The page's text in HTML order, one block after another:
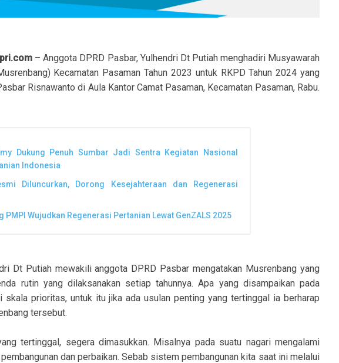
– Anggota DPRD Pasbar, Yulhendri Dt Putiah menghadiri Musyawarah
Kecamatan Pasaman Tahun 2023 untuk RKPD Tahun 2024 yang
Risnawanto di Aula Kantor Camat Pasaman, Kecamatan Pasaman, Rabu.
Dukung Penuh Sumbar Jadi Sentra Kegiatan Nasional
Indonesia
Diluncurkan, Dorong Kesejahteraan dan Regenerasi
PMPI Wujudkan Regenerasi Pertanian Lewat GenZALS 2025
Dt Putiah mewakili anggota DPRD Pasbar mengatakan Musrenbang yang
rutin yang dilaksanakan setiap tahunnya. Apa yang disampaikan pada
skala prioritas, untuk itu jika ada usulan penting yang tertinggal ia berharap
tersebut.
tertinggal, segera dimasukkan. Misalnya pada suatu nagari mengalami
dan perbaikan. Sebab sistem pembangunan kita saat ini melalui